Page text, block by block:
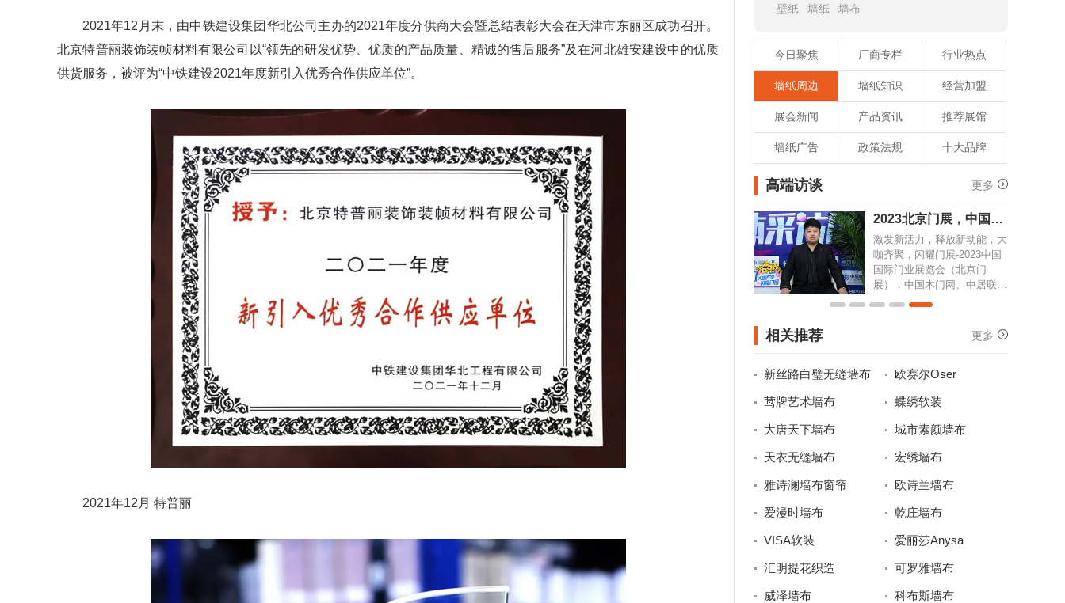
2021年12月末，由中铁建设集团华北公司主办的2021年度分供商大会暨总结表彰大会在天津市东丽区成功召开。
北京特普丽装饰装帧材料有限公司以“领先的研发优势、优质的产品质量、精诚的售后服务”及在河北雄安建设中的优质
供货服务，被评为“中铁建设2021年度新引入优秀合作供应单位”。
2021年12月 特普丽
壁纸 墙纸 墙布
今日聚焦 厂商专栏 行业热点
墙纸周边 墙纸知识 经营加盟
展会新闻 产品资讯 推荐展馆
墙纸广告 政策法规 十大品牌
高端访谈 更多
2023北京门展，中国木
门网专访鑫雅迪负
激发新活力，释放新动能，大
咖齐聚，闪耀门展-2023中国
国际门业展览会（北京门
展），中国木门网、中居联高
端访谈栏目专访鑫雅迪负离子
相关推荐 更多
新丝路白璧无缝墙布 欧赛尔Oser
莺牌艺术墙布 蝶绣软装
大唐天下墙布 城市素颜墙布
天衣无缝墙布 宏绣墙布
雅诗澜墙布窗帘 欧诗兰墙布
爱漫时墙布 乾庄墙布
VISA软装 爱丽莎Anysa
汇明提花织造 可罗雅墙布
威泽墙布 科布斯墙布